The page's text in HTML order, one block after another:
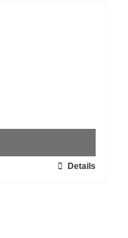
Details